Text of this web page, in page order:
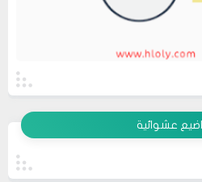
عشوائية
صح فين الموضوع
ممكن تحل المشكله